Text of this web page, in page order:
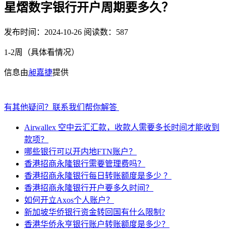
星熠数字银行开户周期要多久？
发布时间：2024-10-26 阅读数：587
1-2周（具体看情况）
信息由昶嘉捷提供
有其他疑问？联系我们帮你解答
Airwallex 空中云汇汇款，收款人需要多长时间才能收到
款项？
哪些银行可以开内地FTN账户？
香港招商永隆银行需要管理费吗？
香港招商永隆银行每日转账额度是多少 ？
香港招商永隆银行开户要多久时间？
如何开立Axos个人账户？
新加坡华侨银行资金转回国有什么限制?
香港华侨永亨银行账户转账额度是多少？